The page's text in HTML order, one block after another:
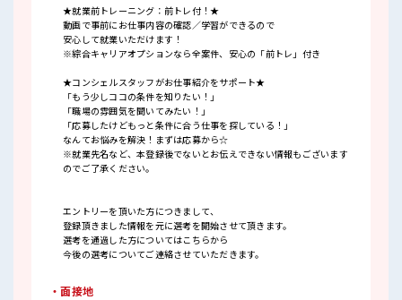
★就業前トレーニング：前トレ付！★
動画で事前にお仕事内容の確認／学習ができるので
安心して就業いただけます！
※綜合キャリアオプションなら全案件、安心の「前トレ」付き
★コンシェルスタッフがお仕事紹介をサポート★
「もう少しココの条件を知りたい！」
「職場の雰囲気を聞いてみたい！」
「応募したけどもっと条件に合う仕事を探している！」
なんてお悩みを解決！まずは応募から☆
※就業先名など、本登録後でないとお伝えできない情報もございます
のでご了承ください。
エントリーを頂いた方につきまして、
登録頂きました情報を元に選考を開始させて頂きます。
選考を通過した方についてはこちらから
今後の選考についてご連絡させていただきます。
・面接地